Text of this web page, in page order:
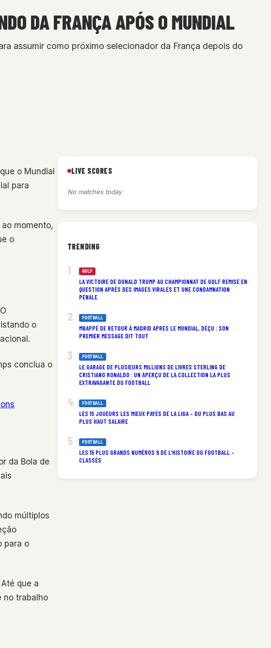
DA FRANÇA APÓS O MUNDIAL
assumir como próximo selecionador da França depois do
o Mundial
para
momento,
o
o
conclua o
da Bola de
múltiplos
para o
que a
no trabalho
LIVE SCORES
No matches today
TRENDING
GOLF
LA VICTOIRE DE DONALD TRUMP AU CHAMPIONNAT DE GOLF REMISE EN
QUESTION APRÈS DES IMAGES VIRALES ET UNE CONDAMNATION
PÉNALE
FOOTBALL
MBAPPÉ DE RETOUR À MADRID APRÈS LE MONDIAL, DÉÇU : SON
PREMIER MESSAGE DIT TOUT
FOOTBALL
LE GARAGE DE PLUSIEURS MILLIONS DE LIVRES STERLING DE
CRISTIANO RONALDO : UN APERÇU DE LA COLLECTION LA PLUS
EXTRAVAGANTE DU FOOTBALL
FOOTBALL
LES 15 JOUEURS LES MIEUX PAYÉS DE LA LIGA – DU PLUS BAS AU
PLUS HAUT SALAIRE
FOOTBALL
LES 15 PLUS GRANDS NUMÉROS 9 DE L’HISTOIRE DU FOOTBALL –
CLASSÉS